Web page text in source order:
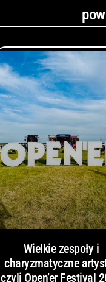
Wielkie zespoły i
charyzmatyczne
czyli Open’er Festival